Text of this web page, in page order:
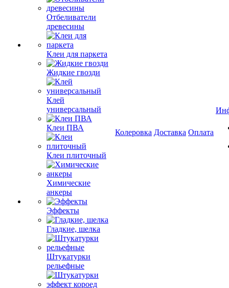
Отбеливатели
древесины
Клеи для паркета
Жидкие гвозди
Клей
универсальный
Клеи ПВА
Клеи плиточный
Химические
анкеры
Эффекты
Гладкие, шелка
Штукатурки
рельефные
Колеровка Доставка Оплата